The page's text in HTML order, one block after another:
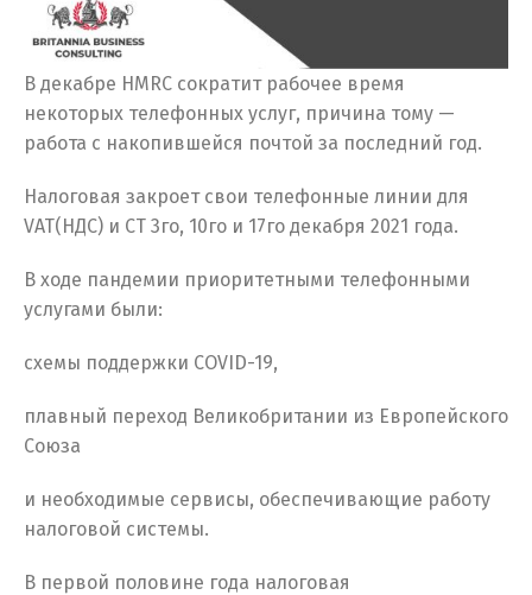
В декабре HMRC сократит рабочее время
некоторых телефонных услуг, причина тому —
работа с накопившейся почтой за последний год.
Налоговая закроет свои телефонные линии для
VAT(НДС) и CT 3го, 10го и 17го декабря 2021 года.
В ходе пандемии приоритетными телефонными
услугами были:
схемы поддержки COVID-19,
плавный переход Великобритании из Европейского
Союза
и необходимые сервисы, обеспечивающие работу
налоговой системы.
В первой половине года налоговая